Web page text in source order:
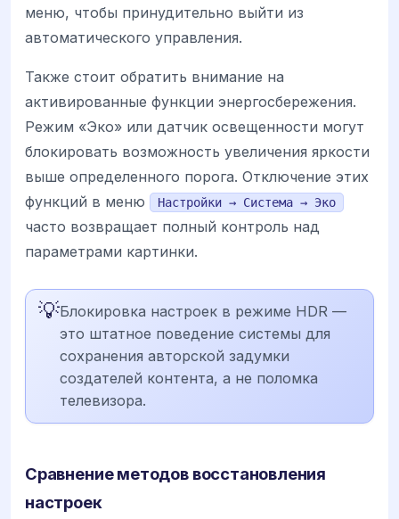
меню, чтобы принудительно выйти из
автоматического управления.
Также стоит обратить внимание на
активированные функции энергосбережения.
Режим «Эко» или датчик освещенности могут
блокировать возможность увеличения яркости
выше определенного порога. Отключение этих
функций в меню
Настройки → Система → Эко
часто возвращает полный контроль над
параметрами картинки.
💡Блокировка настроек в режиме HDR —
это штатное поведение системы для
сохранения авторской задумки
создателей контента, а не поломка
телевизора.
Сравнение методов восстановления
настроек